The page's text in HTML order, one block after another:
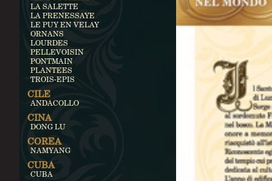
LA SALETTE
LA PRENESSAYE
LE PUY EN VELAY
ORNANS
LOURDES
PELLEVOISIN
PONTMAIN
PLANTEES
TROIS-EPIS
CILE
ANDACOLLO
CINA
DONG LU
COREA
NAMYANG
CUBA
CUBA